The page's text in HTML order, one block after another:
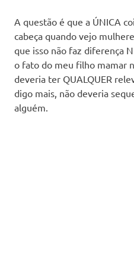
A questão é que a ÚNICA
cabeça quando vejo
que isso não faz diferença
o fato do meu filho mamar
deveria ter QUALQUER
digo mais, não deveria
alguém.